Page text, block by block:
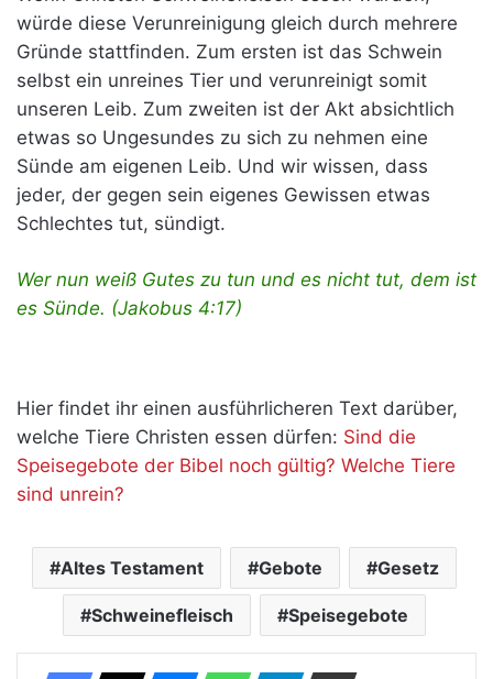
würde diese Verunreinigung gleich durch mehrere
Gründe stattfinden. Zum ersten ist das Schwein
selbst ein unreines Tier und verunreinigt somit
unseren Leib. Zum zweiten ist der Akt absichtlich
etwas so Ungesundes zu sich zu nehmen eine
Sünde am eigenen Leib. Und wir wissen, dass
jeder, der gegen sein eigenes Gewissen etwas
Schlechtes tut, sündigt.
Wer nun weiß Gutes zu tun und es nicht tut, dem ist
es Sünde. (Jakobus 4:17)
Hier findet ihr einen ausführlicheren Text darüber,
welche Tiere Christen essen dürfen: Sind die
Speisegebote der Bibel noch gültig? Welche Tiere
sind unrein?
Altes Testament Gebote Gesetz
Schweinefleisch Speisegebote